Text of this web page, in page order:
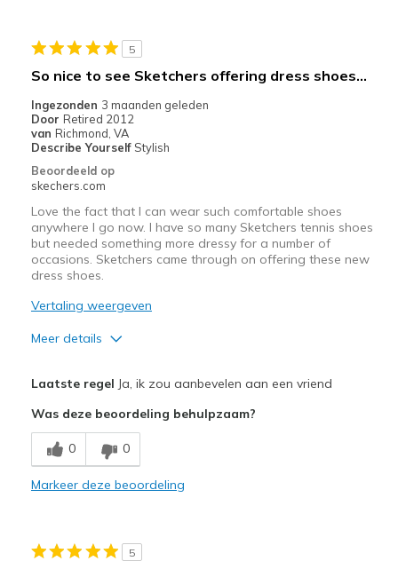
View On Shoes
I'm Into Shoes
5
So nice to see Sketchers offering dress shoes...
Ingezonden 3 maanden geleden
Door Retired 2012
van Richmond, VA
Describe Yourself Stylish
Beoordeeld op
skechers.com
Love the fact that I can wear such comfortable shoes
anywhere I go now. I have so many Sketchers tennis shoes
but needed something more dressy for a number of
occasions. Sketchers came through on offering these new
dress shoes.
Vertaling weergeven
Meer details
Breathe Well
Comfortable
Laatste regel Ja, ik zou aanbevelen aan een vriend
Was deze beoordeling behulpzaam?
0 0
Markeer deze beoordeling
5